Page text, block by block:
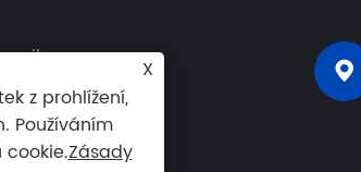

X
z prohlížení,
Používáním
Zásady